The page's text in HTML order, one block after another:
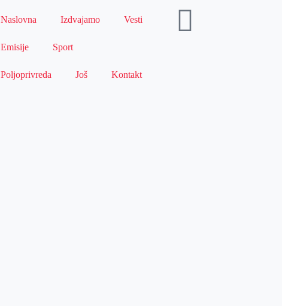
Naslovna Izdvajamo Vesti
Emisije Sport
Poljoprivreda Još Kontakt